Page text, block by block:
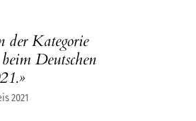
der Kategorie
Deutschen
2021